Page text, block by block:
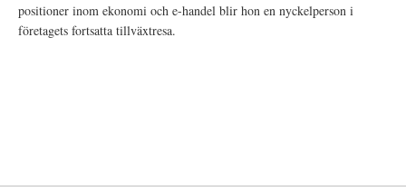
positioner inom ekonomi och e-handel blir hon en nyckelperson i
företagets fortsatta tillväxtresa.